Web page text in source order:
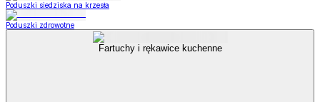
Poduszki siedziska na krzesła
Poduszki zdrowotne
Fartuchy i rękawice kuchenne